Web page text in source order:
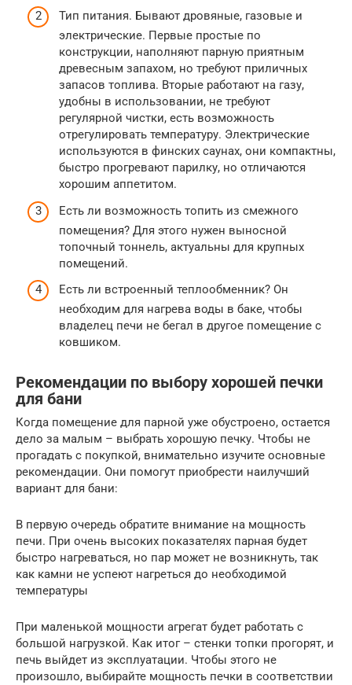
Тип питания. Бывают дровяные, газовые и
электрические. Первые простые по
конструкции, наполняют парную приятным
древесным запахом, но требуют приличных
запасов топлива. Вторые работают на газу,
удобны в использовании, не требуют
регулярной чистки, есть возможность
отрегулировать температуру. Электрические
используются в финских саунах, они компактны,
быстро прогревают парилку, но отличаются
хорошим аппетитом.
Есть ли возможность топить из смежного
помещения? Для этого нужен выносной
топочный тоннель, актуальны для крупных
помещений.
Есть ли встроенный теплообменник? Он
необходим для нагрева воды в баке, чтобы
владелец печи не бегал в другое помещение с
ковшиком.
Рекомендации по выбору хорошей печки
для бани
Когда помещение для парной уже обустроено, остается
дело за малым – выбрать хорошую печку. Чтобы не
прогадать с покупкой, внимательно изучите основные
рекомендации. Они помогут приобрести наилучший
вариант для бани:
В первую очередь обратите внимание на мощность
печи. При очень высоких показателях парная будет
быстро нагреваться, но пар может не возникнуть, так
как камни не успеют нагреться до необходимой
температуры
При маленькой мощности агрегат будет работать с
большой нагрузкой. Как итог – стенки топки прогорят, и
печь выйдет из эксплуатации. Чтобы этого не
произошло, выбирайте мощность печки в соответствии